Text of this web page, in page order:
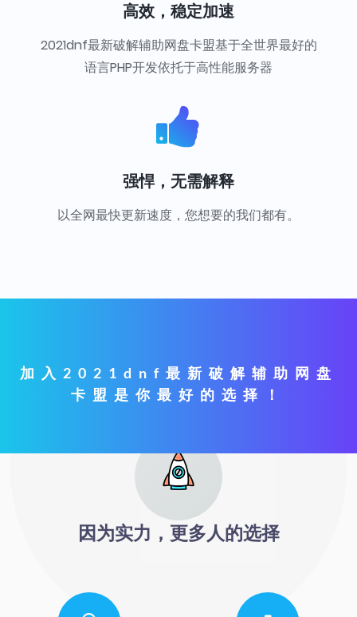
高效，稳定加速
2021dnf最新破解辅助网盘卡盟基于全世界最好的
语言PHP开发依托于高性能服务器
强悍，无需解释
以全网最快更新速度，您想要的我们都有。
加入2021dnf最新破解辅助网盘
卡盟是你最好的选择！
因为实力，更多人的选择